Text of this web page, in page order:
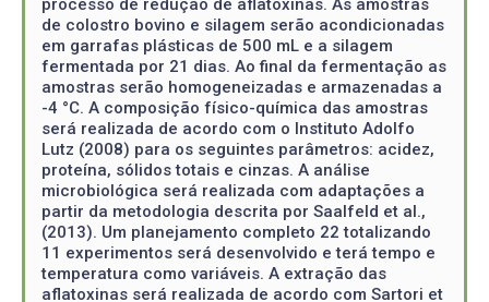
de colostro bovino e silagem serão acondicionadas
em garrafas plásticas de 500 mL e a silagem
fermentada por 21 dias. Ao final da fermentação as
amostras serão homogeneizadas e armazenadas a
-4 °C. A composição físico-química das amostras
será realizada de acordo com o Instituto Adolfo
Lutz (2008) para os seguintes parâmetros: acidez,
proteína, sólidos totais e cinzas. A análise
microbiológica será realizada com adaptações a
partir da metodologia descrita por Saalfeld et al.,
(2013). Um planejamento completo 22 totalizando
11 experimentos será desenvolvido e terá tempo e
temperatura como variáveis. A extração das
aflatoxinas será realizada de acordo com Sartori et